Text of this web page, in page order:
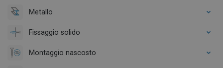
Metallo
Fissaggio solido
Montaggio nascosto